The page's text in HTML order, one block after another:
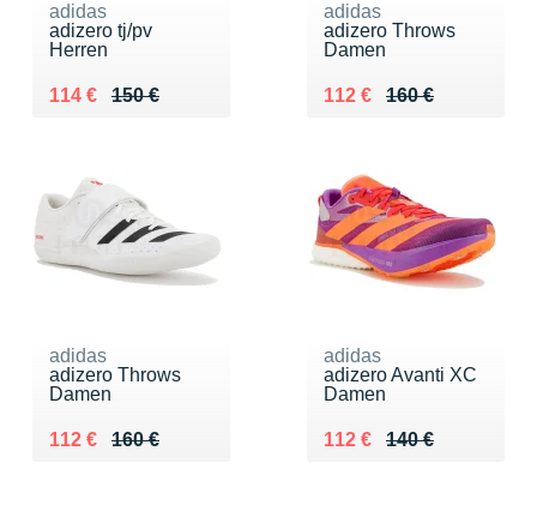
adidas
adizero tj/pv
Herren
150 €
Au lieu de 150 €
114 €
Vendu 114 €
adidas
adizero Throws
Damen
160 €
Au lieu de 160 €
112 €
Vendu 112 €
adidas
adizero Throws
Damen
160 €
Au lieu de 160 €
112 €
Vendu 112 €
adidas
adizero Avanti XC
Damen
140 €
Au lieu de 140 €
112 €
Vendu 112 €